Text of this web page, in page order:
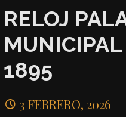
RELOJ
MUNICIPAL
1895
3 FEBRERO, 2026